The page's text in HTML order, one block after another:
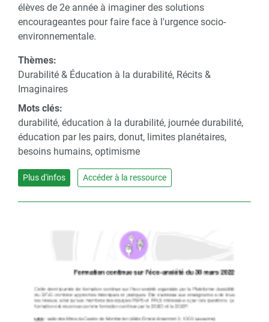
élèves de 2e année à imaginer des solutions
encourageantes pour faire face à l'urgence socio-
environnementale.
Thèmes:
Durabilité & Éducation à la durabilité, Récits &
Imaginaires
Mots clés:
durabilité, éducation à la durabilité, journée durabilité,
éducation par les pairs, donut, limites planétaires,
besoins humains, optimisme
Plus d'infos Accéder à la ressource